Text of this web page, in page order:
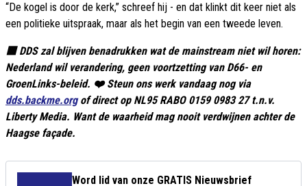
“De kogel is door de kerk,” schreef hij - en dat klinkt dit keer niet als
een politieke uitspraak, maar als het begin van een tweede leven.
🟥 DDS zal blijven benadrukken wat de mainstream niet wil horen:
Nederland wil verandering, geen voortzetting van D66- en
GroenLinks-beleid. ❤️ Steun ons werk vandaag nog via
dds.backme.orgof direct op NL95 RABO 0159 0983 27 t.n.v.
Liberty Media. Want de waarheid mag nooit verdwijnen achter de
Haagse façade.
Word lid van onze GRATIS Nieuwsbrief